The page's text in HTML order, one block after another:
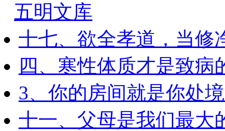
五明文库
十七、欲全孝道，当修
四、寒性体质才是致病
3、你的房间就是你处
十一、父母是我们最大